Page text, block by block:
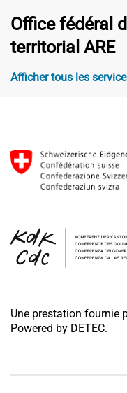
Office fédéral
territorial ARE
Afficher tous les
Une prestation fournie
Powered by DETEC.